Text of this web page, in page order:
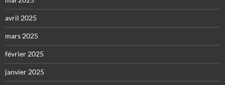
avril 2025
mars 2025
février 2025
janvier 2025